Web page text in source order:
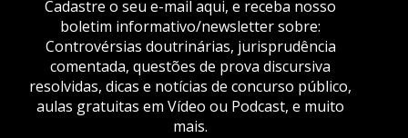
Cadastre o seu e-mail aqui, e receba nosso
boletim informativo/newsletter sobre:
Controvérsias doutrinárias, jurisprudência
comentada, questões de prova discursiva
resolvidas, dicas e notícias de concurso público,
aulas gratuitas em Vídeo ou Podcast, e muito
mais.